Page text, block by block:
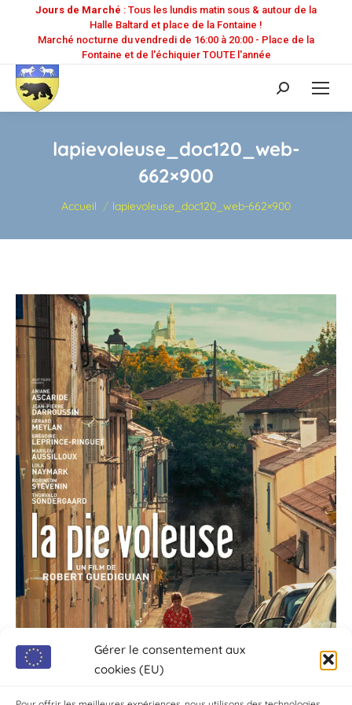
Gérer le consentement aux
cookies (EU)
Jours de Marché : Tous les lundis matin sous & autour de la
Halle Baltard et place de la Fontaine !
Marché nocturne du vendredi de 16:00 à 20:00 - Place de la
Fontaine et de l'échiquier TOUTE l'année
Recherche
:
lapievoleuse_doc120_web-
662×900
Vous êtes ici :
Accueil lapievoleuse_doc120_web-662×900